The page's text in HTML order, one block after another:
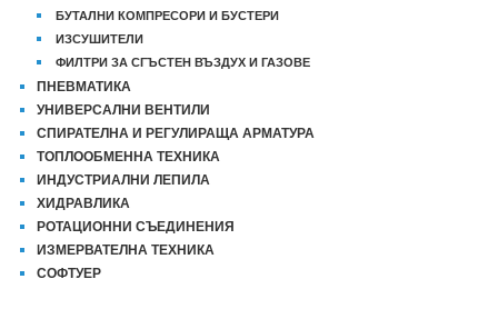
БУТАЛНИ КОМПРЕСОРИ И БУСТЕРИ
ИЗСУШИТЕЛИ
ФИЛТРИ ЗА СГЪСТЕН ВЪЗДУХ И ГАЗОВЕ
ПНЕВМАТИКА
УНИВЕРСАЛНИ ВЕНТИЛИ
СПИРАТЕЛНА И РЕГУЛИРАЩА АРМАТУРА
ТОПЛООБМЕННА ТЕХНИКА
ИНДУСТРИАЛНИ ЛЕПИЛА
ХИДРАВЛИКА
РОТАЦИОННИ СЪЕДИНЕНИЯ
ИЗМЕРВАТЕЛНА ТЕХНИКА
СОФТУЕР